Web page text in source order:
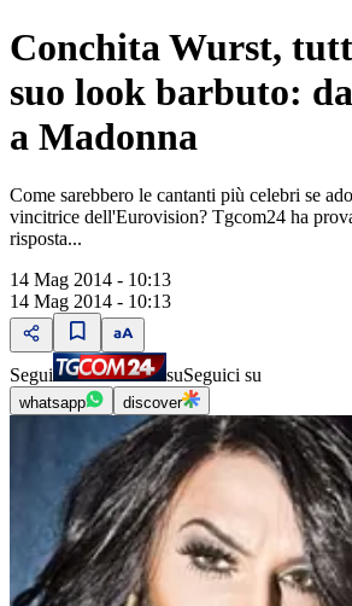
Conchita Wurst,
suo look barbuto:
a Madonna
Come sarebbero le cantanti più celebri se
vincitrice dell'Eurovision? Tgcom24 ha
risposta...
14 Mag 2014 - 10:13
14 Mag 2014 - 10:13
Segui suSeguici su
whatsapp discover